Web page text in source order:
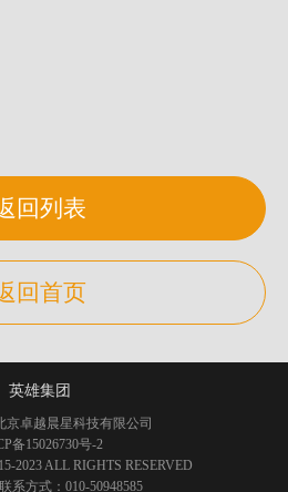
回列表
回首页
英雄集团
京卓越晨星科技有限公司
备15026730号-2
2023 ALL RIGHTS RESERVED
系方式：010-50948585